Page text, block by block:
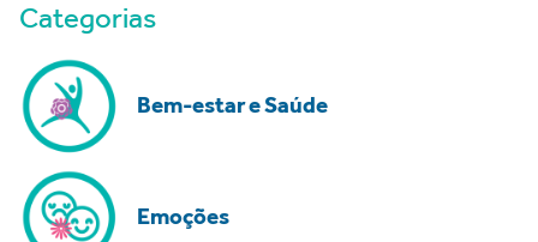
Categorias
Bem-estar e Saúde
Emoções